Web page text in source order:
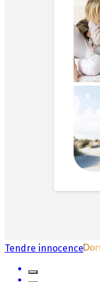
Tendre innocence